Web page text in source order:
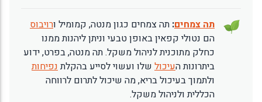
תה צמחים: תה צמחים כגון מנטה, קמומיל ורויבוס
הם נטולי קפאין באופן טבעי וניתן ליהנות ממנו
כחלק מתוכנית לניהול משקל. תה מנטה, בפרט, ידוע
ביתרונות העיכול שלו ועשוי לסייע בהקלתנפיחות
ולתמוך בעיכול בריא, מה שיכול לתרום לרווחה
הכללית ולניהול משקל.